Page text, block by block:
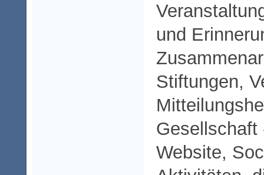
und
Stiftungen,
Gesellschaft
Website,